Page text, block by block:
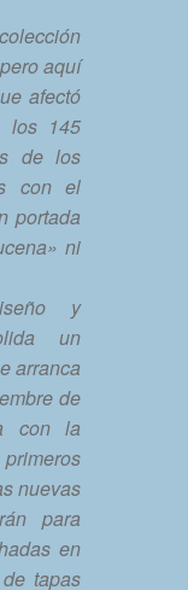
aquí
afectó
los 145
de los
con el
portada
ni
y
un
arranca
de
con la
nuevas
para
en
tapas